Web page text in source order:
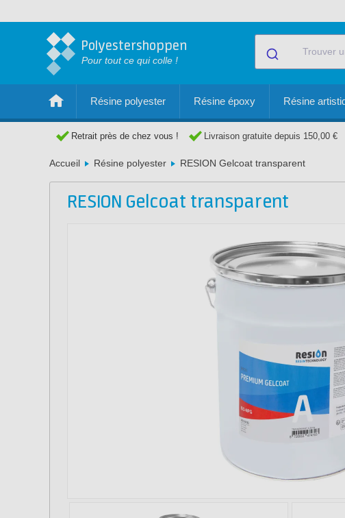
Polyestershoppen
Pour tout ce qui colle !
Résine polyester Résine époxy Résine
Retrait près de chez vous ! Livraison gratuite depuis 150,00 €
Accueil Résine polyester RESION Gelcoat transparent
RESION Gelcoat transparent